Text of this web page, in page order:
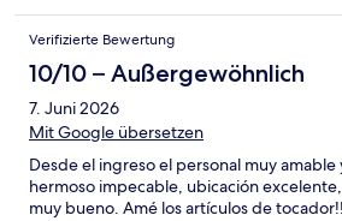
Verifizierte Bewertung
10/10 – Außergewöhnlich
7. Juni 2026
Mit Google übersetzen
Desde el ingreso el personal muy amable
hermoso impecable, ubicación
muy bueno. Amé los artículos de